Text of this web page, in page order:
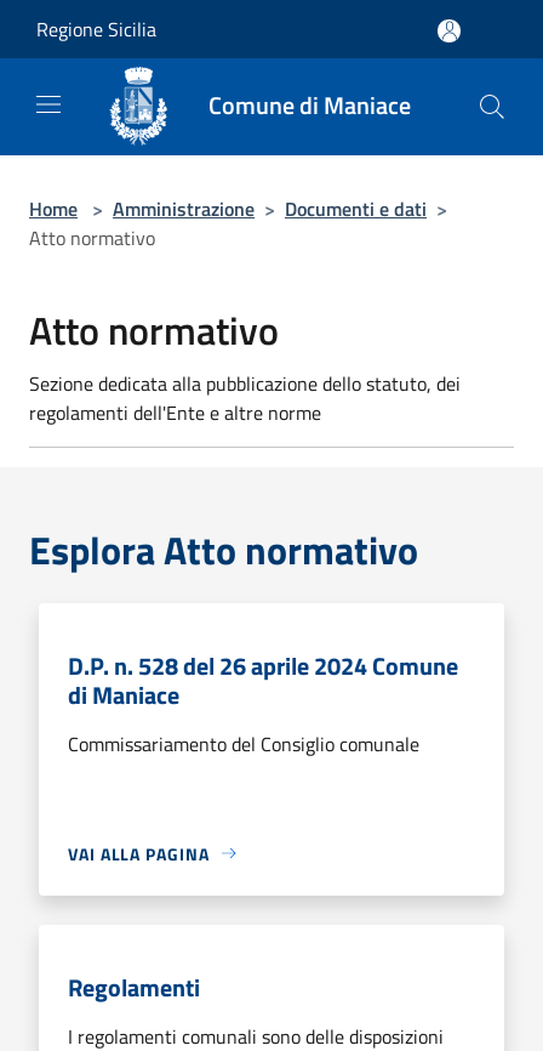
Regione Sicilia
Comune di Maniace
Home > Amministrazione > Documenti e dati >
Atto normativo
Atto normativo
Sezione dedicata alla pubblicazione dello statuto, dei
regolamenti dell'Ente e altre norme
Esplora Atto normativo
D.P. n. 528 del 26 aprile 2024 Comune
di Maniace
Commissariamento del Consiglio comunale
VAI ALLA PAGINA
Regolamenti
I regolamenti comunali sono delle disposizioni